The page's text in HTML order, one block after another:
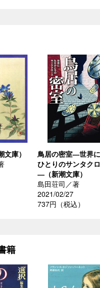
庫）
鳥居の密室―世界
ひとりのサンタク
―（新潮文庫）
島田荘司／著
2021/02/27
737円（税込）
籍